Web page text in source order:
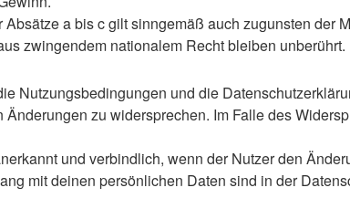
a bis c gilt sinngemäß auch zugunsten der
zwingendem nationalem Recht bleiben unberührt.
Nutzungsbedingungen und die
Änderungen zu widersprechen. Im Falle des
und verbindlich, wenn der Nutzer den
mit deinen persönlichen Daten sind in der